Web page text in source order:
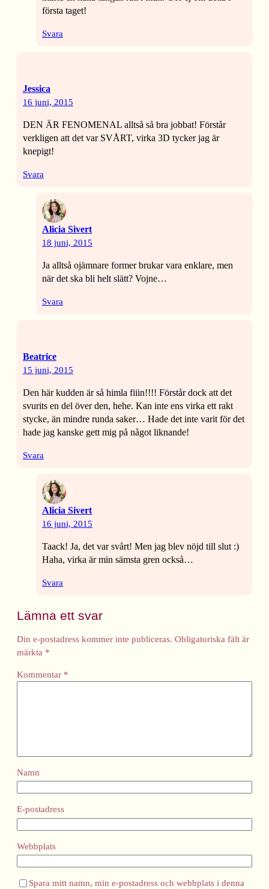
första taget!
Svara
Jessica
16 juni, 2015
DEN ÄR FENOMENAL alltså så bra jobbat! Förstår
verkligen att det var SVÅRT, virka 3D tycker jag är
knepigt!
Svara
Alicia Sivert
18 juni, 2015
Ja alltså ojämnare former brukar vara enklare, men
när det ska bli helt slätt? Vojne…
Svara
Beatrice
15 juni, 2015
Den här kudden är så himla fiiin!!!! Förstår dock att det
svurits en del över den, hehe. Kan inte ens virka ett rakt
stycke, än mindre runda saker… Hade det inte varit för det
hade jag kanske gett mig på något liknande!
Svara
Alicia Sivert
16 juni, 2015
Taack! Ja, det var svårt! Men jag blev nöjd till slut :)
Haha, virka är min sämsta gren också…
Svara
Lämna ett svar
Din e-postadress kommer inte publiceras. Obligatoriska fält är
märkta *
Kommentar *
Namn
E-postadress
Webbplats
Spara mitt namn, min e-postadress och webbplats i denna